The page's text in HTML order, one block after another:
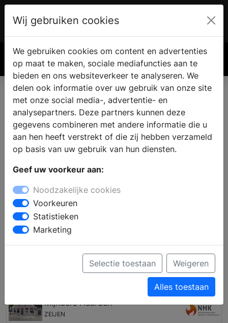
€ 0.00
Vind een haard of kachel in
Exlo
Exlo? Met een bezoek aan een haardenspecialist
vindt u zeker een haard die bij uw woning, stijl en
budget past. In de showroom kunt u de verschillende
mogelijkheden zelf ervaren en professioneel advies
vragen aan de deskundige medewerkers. Zij helpen u
graag bij het vinden en installeren van een nieuwe
haard, of dit nu een open haard, gashaard, pellet
kachel, elektrische haard of cv-houthaard is.
Open haarden winkel in de regio Exlo
Mijnders Haarden
ZEIJEN
Wij gebruiken cookies
We gebruiken cookies om content en advertenties
op maat te maken, sociale mediafuncties aan te
bieden en ons websiteverkeer te analyseren. We
delen ook informatie over uw gebruik van onze site
met onze social media-, advertentie- en
analysepartners. Deze partners kunnen deze
gegevens combineren met andere informatie die u
aan hen heeft verstrekt of die zij hebben verzameld
op basis van uw gebruik van hun diensten.
Geef uw voorkeur aan:
Noodzakelijke cookies
Voorkeuren
Statistieken
Marketing
Selectie toestaan Weigeren
Alles toestaan